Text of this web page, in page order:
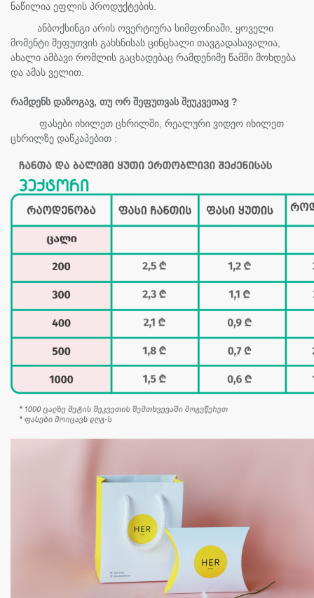
ნაწილია ეფლის პროდუქტების.
ანბოქსინგი არის ოვერტიურა სიმფონიაში, ყოველი
მომენტი შეფუთვის გახსნისას ცინცხალი თავგადასავალია,
ახალი ამბავი რომლის გაცხადებაც რამდენიმე წამში მოხდება
და ამას ველით.
რამდენს დაზოგავ, თუ ორ შეფუთვას შეუკვეთავ ?
ფასები იხილეთ ცხრილში, რეალური ვიდეო იხილეთ
ცხრილზე დაწკაპებით :